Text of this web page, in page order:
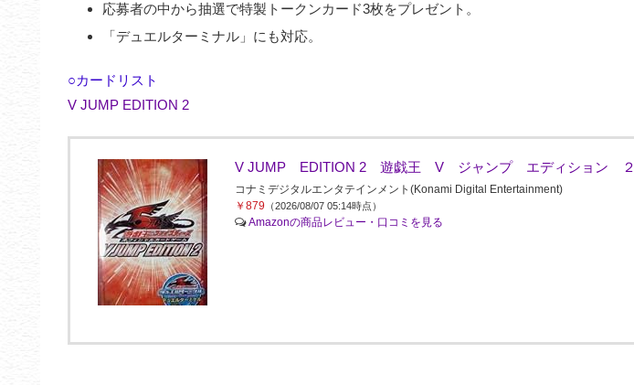
応募者の中から抽選で特製トークンカード3枚をプレゼント。
「デュエルターミナル」にも対応。
○カードリスト
V JUMP EDITION 2
V JUMP EDITION 2 遊戯王 V ジャンプ エディション ２
コナミデジタルエンタテインメント(Konami Digital Entertainment)
￥879 （2026/08/07 05:14時点）
Amazonの商品レビュー・口コミを見る